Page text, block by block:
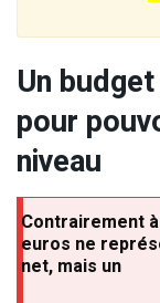
Un
pour
niveau
Contrairement
euros ne
net, mais un